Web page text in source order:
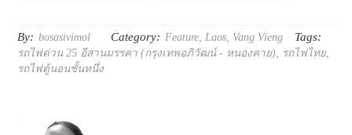
By: bosasivimol Category: Feature Laos Vang Vieng Tags:
รถไฟด่วน 25 อีสานมรรคา (กรุงเทพอภิวัฒน์ - หนองคาย) รถไฟไทย,
รถไฟตู้นอนชั้นหนึ่ง